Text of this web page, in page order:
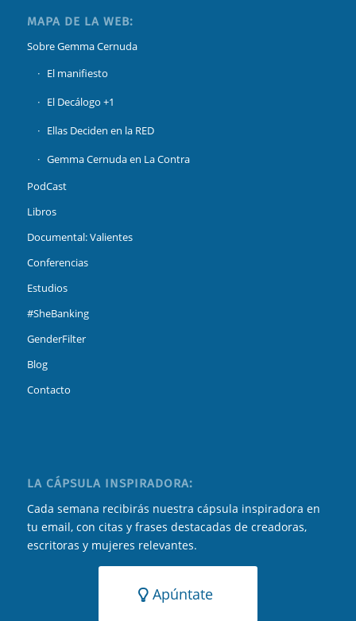
MAPA DE LA WEB:
Sobre Gemma Cernuda
El manifiesto
El Decálogo +1
Ellas Deciden en la RED
Gemma Cernuda en La Contra
PodCast
Libros
Documental: Valientes
Conferencias
Estudios
#SheBanking
GenderFilter
Blog
Contacto
LA CÁPSULA INSPIRADORA:
Cada semana recibirás nuestra cápsula inspiradora en
tu email, con citas y frases destacadas de creadoras,
escritoras y mujeres relevantes.
Apúntate